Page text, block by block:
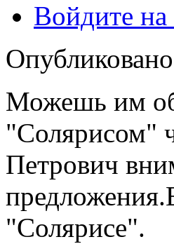
Войдите на
Можешь им об
"Солярисом"
Петрович
"Солярисе".